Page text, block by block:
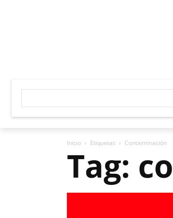
Inicio Etiquetas Contaiminación
Tag: